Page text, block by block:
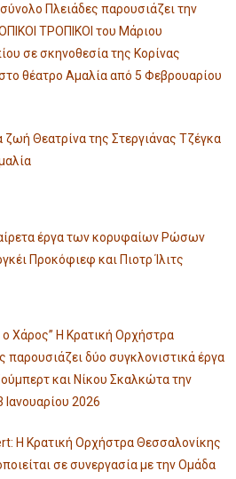
Πλειάδες παρουσιάζει την
ΤΡΟΠΙΚΟΙ του Μάριου
σε σκηνοθεσία της Κορίνας
θέατρο Αμαλία από 5 Φεβρουαρίου
ζωή Θεατρίνα της Στεργιάνας Τζέγκα
έργα των κορυφαίων Ρώσων
Προκόφιεφ και Πιοτρ Ίλιτς
ο Χάρος” Η Κρατική Ορχήστρα
παρουσιάζει δύο συγκλονιστικά έργα
και Νίκου Σκαλκώτα την
2026
Η Κρατική Ορχήστρα Θεσσαλονίκης
σε συνεργασία με την Ομάδα